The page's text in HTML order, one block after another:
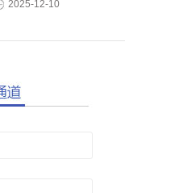
2025-12-10